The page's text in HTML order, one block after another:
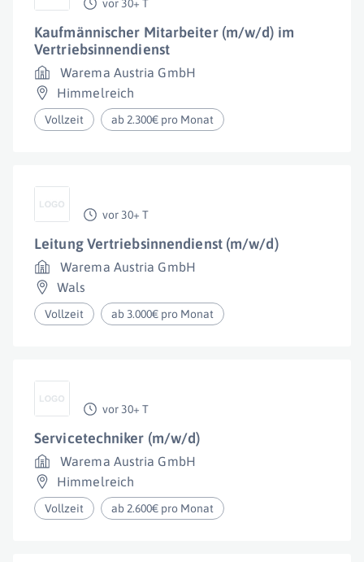
vor 30+ T
Kaufmännischer Mitarbeiter (m/w/d) im
Vertriebsinnendienst
Warema Austria GmbH
Himmelreich
Vollzeit ab 2.300€ pro Monat
vor 30+ T
Leitung Vertriebsinnendienst (m/w/d)
Warema Austria GmbH
Wals
Vollzeit ab 3.000€ pro Monat
vor 30+ T
Servicetechniker (m/w/d)
Warema Austria GmbH
Himmelreich
Vollzeit ab 2.600€ pro Monat